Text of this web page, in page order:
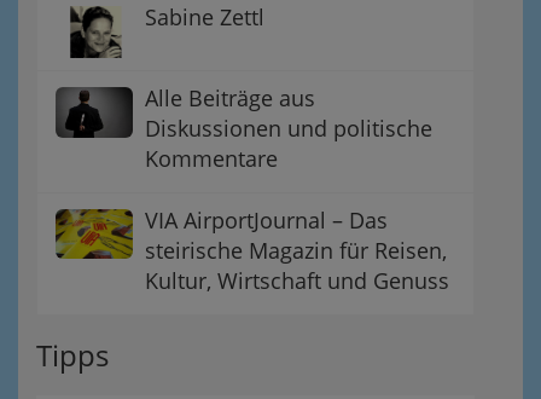
Sabine Zettl
Alle Beiträge aus
Diskussionen und politische
Kommentare
VIA AirportJournal – Das
steirische Magazin für Reisen,
Kultur, Wirtschaft und Genuss
Tipps